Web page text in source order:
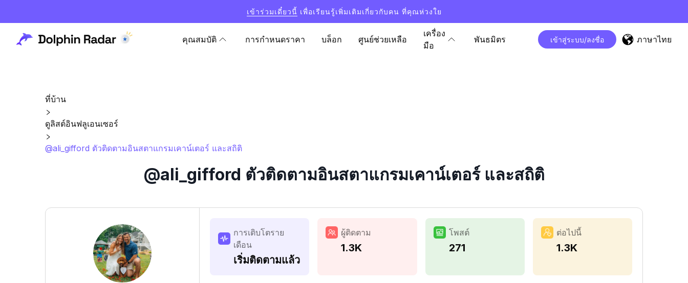
เข้าร่วมเดี๋ยวนี้ เพื่อเรียนรู้เพิ่มเติมเกี่ยวกับคน ที่คุณห่วงใย
คุณสมบัติ การกำหนดราคา บล็อก ศูนย์ช่วยเหลือ
เครื่อง
มือ
พันธมิตร เข้าสู่ระบบ/ลงชื่อ ภาษาไทย
ที่บ้าน
ดูลิสต์อินฟลูเอนเซอร์
@ali_gifford ตัวติดตามอินสตาแกรมเคาน์เตอร์ และสถิติ
@ali_gifford ตัวติดตามอินสตาแกรมเคาน์เตอร์ และสถิติ
การเติบโตราย
เดือน
เริ่มติดตามแล้ว
ผู้ติดตาม
1.3K
โพสต์
271
ต่อไปนี้
1.3K